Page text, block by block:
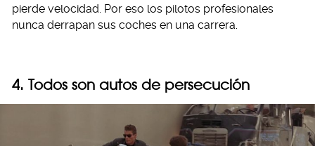
pierde velocidad. Por eso los pilotos profesionales
nunca derrapan sus coches en una carrera.
4. Todos son autos de persecución